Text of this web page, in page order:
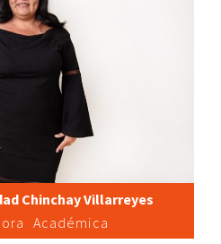
Chinchay Villarreyes
Académica